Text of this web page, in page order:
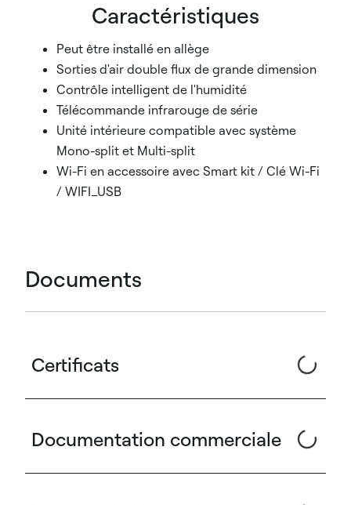
Caractéristiques
Peut être installé en allège
Sorties d'air double flux de grande dimension
Contrôle intelligent de l'humidité
Télécommande infrarouge de série
Unité intérieure compatible avec système
Mono-split et Multi-split
Wi-Fi en accessoire avec Smart kit / Clé Wi-Fi
/ WIFI_USB
Documents
Certificats
Documentation commerciale